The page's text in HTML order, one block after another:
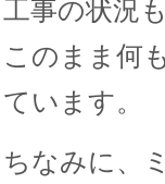
工事の状況
このまま何
ています。
ちなみに、